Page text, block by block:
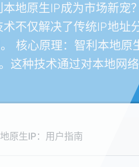
地原生IP成为市场新
不仅解决了传统IP地
核心原理：智利本地
这种技术通过对本地网
原生IP：用户指南